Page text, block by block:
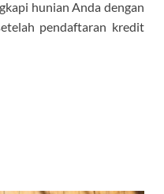
hunian Anda dengan
pendaftaran kredit